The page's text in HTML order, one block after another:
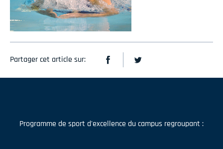
Partager cet article sur:
Programme de sport d'excellence du campus regroupant :